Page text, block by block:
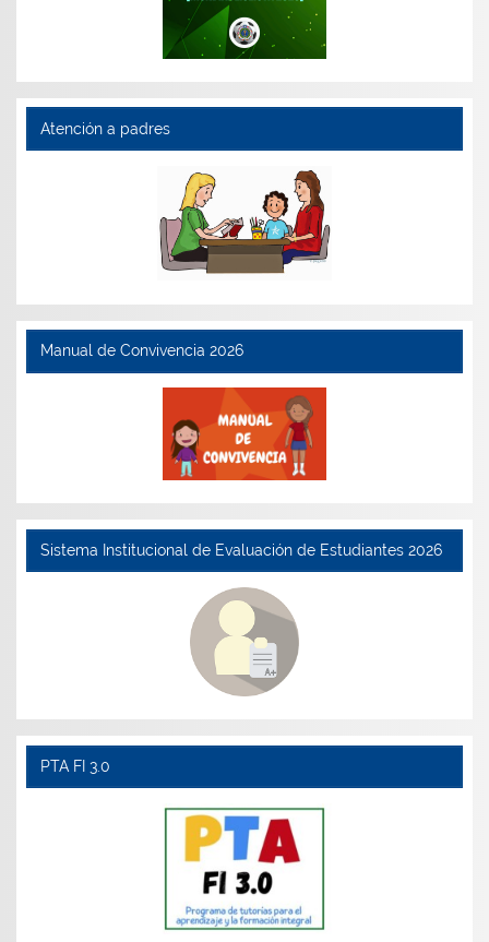
Atención a padres
Manual de Convivencia 2026
Sistema Institucional de Evaluación de Estudiantes 2026
PTA FI 3.0